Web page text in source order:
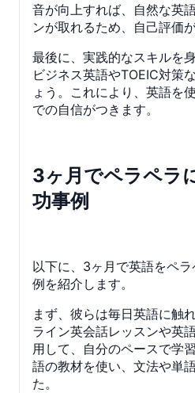
音が向上すれば、自然な英
ンが取れるため、自己評価
最後に、実践的なスキルを
ビジネス英語やTOEIC対策
ょう。これにより、英語を
での自信がつきます。
3ヶ月でペラペラ
功事例
以下に、3ヶ月で英語をペ
例を紹介します。
まず、彼らは毎日英語に触
ライン英会話レッスンや英
用して、自分のペースで学
語の教材を使い、文法や単
た。